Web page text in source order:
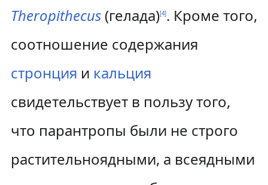
Theropithecus(гелада)[4]. Кроме того,
соотношение содержания
стронция и кальция
свидетельствует в пользу того,
что парантропы были не строго
растительноядными, а всеядными